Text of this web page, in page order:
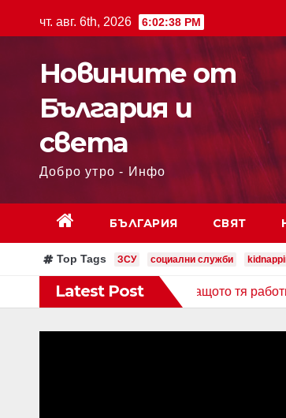
чт. авг. 6th, 2026 6:02:39 PM
Новините от
България и
света
Добро утро - Инфо
БЪЛГАРИЯ СВЯТ
Top Tags ЗСУ социални служби
Latest Post
ВЪПРОСИ Защото тя работи твърде